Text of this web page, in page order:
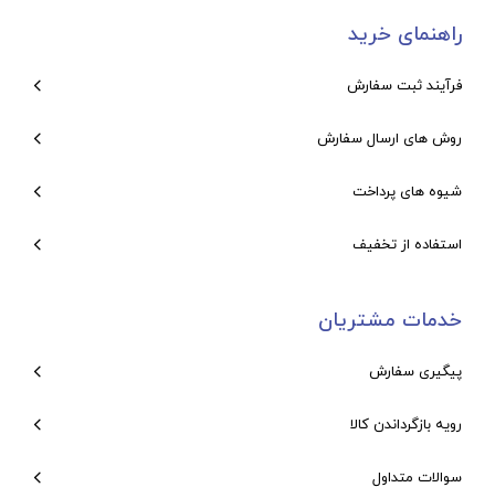
راهنمای خرید
فرآیند ثبت سفارش
روش های ارسال سفارش
شیوه های پرداخت
استفاده از تخفیف
خدمات مشتریان
پیگیری سفارش
رویه بازگرداندن کالا
سوالات متداول